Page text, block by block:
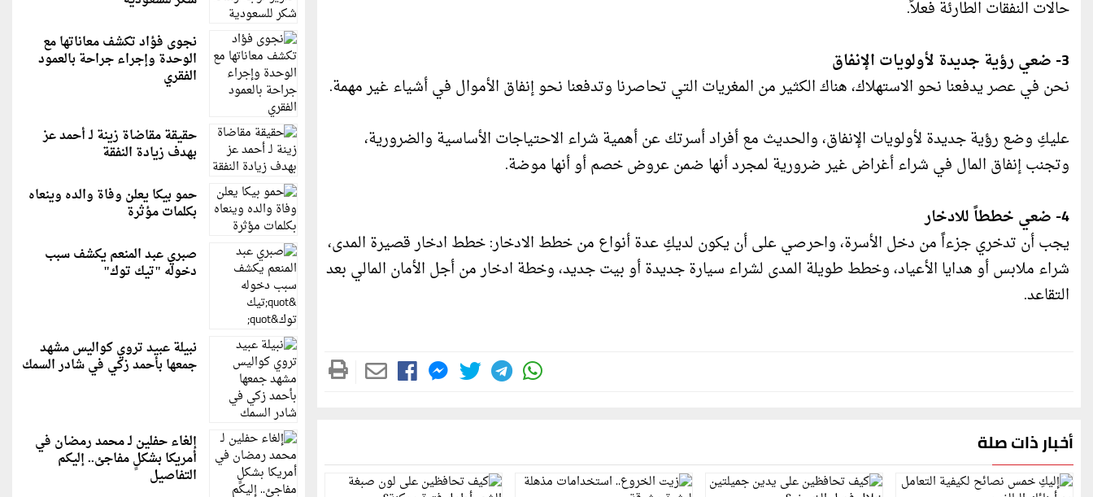
حالات النفقات الطارئة فعلاً.
3- ضعي رؤية جديدة لأولويات الإنفاق
نحن في عصر يدفعنا نحو الاستهلاك، هناك الكثير من المغريات التي تحاصرنا وتدفعنا نحو إنفاق الأموال في أشياء غير مهمة.
عليكِ وضع رؤية جديدة لأولويات الإنفاق، والحديث مع أفراد أسرتك عن أهمية شراء الاحتياجات الأساسية والضرورية،
وتجنب إنفاق المال في شراء أغراض غير ضرورية لمجرد أنها ضمن عروض خصم أو أنها موضة.
4- ضعي خططاً للادخار
يجب أن تدخري جزءاً من دخل الأسرة، واحرصي على أن يكون لديكِ عدة أنواع من خطط الادخار: خطط ادخار قصيرة المدى،
شراء ملابس أو هدايا الأعياد، وخطط طويلة المدى لشراء سيارة جديدة أو بيت جديد، وخطة ادخار من أجل الأمان المالي بعد
التقاعد.
أخبار ذات صلة
نجوى فؤاد تكشف معاناتها مع
الوحدة وإجراء جراحة بالعمود
الفقري
حقيقة مقاضاة زينة لـ أحمد عز
بهدف زيادة النفقة
حمو بيكا يعلن وفاة والده وينعاه
بكلمات مؤثرة
صبري عبد المنعم يكشف سبب
دخوله "تيك توك"
نبيلة عبيد تروي كواليس مشهد
جمعها بأحمد زكي في شادر السمك
إلغاء حفلين لـ محمد رمضان في
أمريكا بشكلٍ مفاجئ.. إليكم
التفاصيل